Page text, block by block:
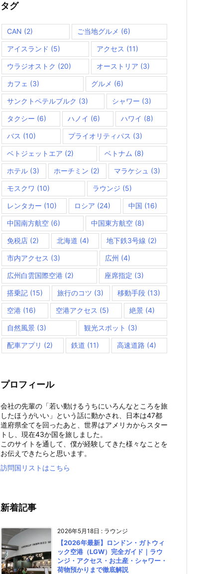
タグ
CAN (2) ご当地グルメ (6)
アイスランド (5) アクセス (11)
ウラジオストク (20) オーストリア (3)
カフェ (3) グルメ (6)
サンクトペテルブルク (3) シャワー (3)
タクシー (6) ハノイ (6) ハワイ (8)
バス (10) プライオリティパス (3)
ベトジェットエア (2) ベトナム (8)
ホテル (3) ホーチミン (2) マラケシュ (3)
モスクワ (10) ラウンジ (5)
レンタカー (10) ロシア (24) 中国 (16)
中国南方航空 (6) 中国東方航空(8)
免税店 (2) 北海道 (4) 地下鉄3号線 (2)
市内アクセス (3) 広州 (4)
広州白雲国際空港 (2) 座席指定 (3)
搭乗記 (15) 旅行のコツ (3) 移動手段 (13)
空港 (16) 空港アクセス (5) 絶景(4)
自然風景 (3) 観光スポット (3)
配車アプリ (2) 鉄道 (11) 高速道路 (4)
プロフィール
会社の先輩の「若い動けるうちにいろんなところを旅
したほうがいい」という話に動かされ、日本は47都
道府県全てを回ったあと、世界はアメリカからスター
トし、現在43か国を旅しました。
このサイトを通して、僕が経験してきた様々なことを
お伝えできたらと思います。
訪問国リストはこちら
新着記事
2026年5月18日 : ラウンジ
【2026年最新】ロンドン・ガトウィ
ック空港（LGW）完全ガイド｜ラウ
ンジ・アクセス・お土産・シャワー・
荷物預かりまで徹底解説